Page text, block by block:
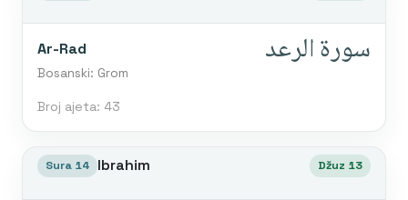
Ar-Rad
Bosanski: Grom
سورة الرعد
Broj ajeta: 43
Sura 14 Ibrahim Džuz 13